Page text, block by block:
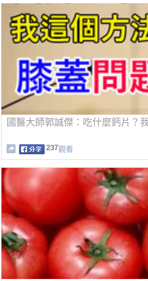
國醫大師郭誠傑：吃什麼鈣片？
237觀看